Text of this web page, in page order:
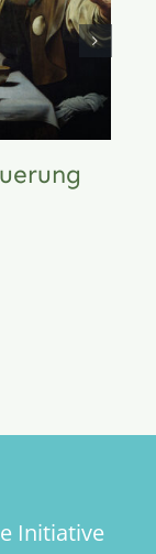
Initiative